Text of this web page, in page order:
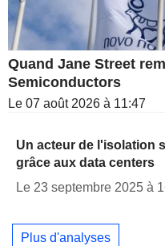
Quand Jane Street
Semiconductors
Le 07 août 2026 à 11:47
Un acteur de l'isolation
grâce aux data centers
Le 23 septembre 2025 à
Plus d'analyses